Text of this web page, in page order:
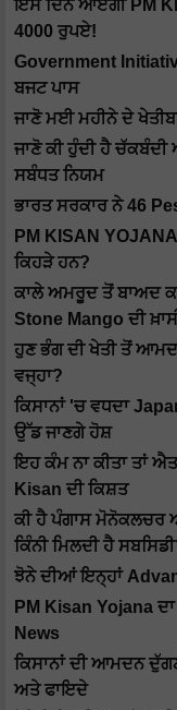
ਇਸ ਦਿਨ ਆਏਗੀ PM
4000 ਰੁਪਏ!
Government
ਬਜਟ ਪਾਸ
ਜਾਣੋ ਮਈ ਮਹੀਨੇ ਦੇ
ਜਾਣੋ ਕੀ ਹੁੰਦੀ ਹੈ
ਸਬੰਧਤ ਨਿਯਮ
ਭਾਰਤ ਸਰਕਾਰ ਨੇ 46
PM KISAN
ਕਿਹੜੇ ਹਨ?
ਕਾਲੇ ਅਮਰੂਦ ਤੋਂ ਬਾਅਦ
Stone Mango ਦੀ
ਹੁਣ ਭੰਗ ਦੀ ਖੇਤੀ ਤੋਂ
ਵਜ੍ਹਾ?
ਕਿਸਾਨਾਂ 'ਚ ਵਧਦਾ
ਉੱਡ ਜਾਣਗੇ ਹੋਸ਼
ਇਹ ਕੰਮ ਨਾ ਕੀਤਾ ਤਾਂ
Kisan ਦੀ ਕਿਸ਼ਤ
ਕੀ ਹੈ ਪੰਗਾਸ ਮੋਨੋਕਲਚਰ
ਕਿੰਨੀ ਮਿਲਦੀ ਹੈ
ਝੋਨੇ ਦੀਆਂ ਇਨ੍ਹਾਂ
PM Kisan Yojana
News
ਕਿਸਾਨਾਂ ਦੀ ਆਮਦਨ
ਅਤੇ ਫਾਇਦੇ